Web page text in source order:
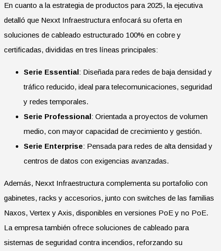
En cuanto a la estrategia de productos para 2025, la ejecutiva
detalló que Nexxt Infraestructura enfocará su oferta en
soluciones de cableado estructurado 100% en cobre y
certificadas, divididas en tres líneas principales:
Serie Essential: Diseñada para redes de baja densidad y
tráfico reducido, ideal para telecomunicaciones, seguridad
y redes temporales.
Serie Professional: Orientada a proyectos de volumen
medio, con mayor capacidad de crecimiento y gestión.
Serie Enterprise: Pensada para redes de alta densidad y
centros de datos con exigencias avanzadas.
Además, Nexxt Infraestructura complementa su portafolio con
gabinetes, racks y accesorios, junto con switches de las familias
Naxos, Vertex y Axis, disponibles en versiones PoE y no PoE.
La empresa también ofrece soluciones de cableado para
sistemas de seguridad contra incendios, reforzando su